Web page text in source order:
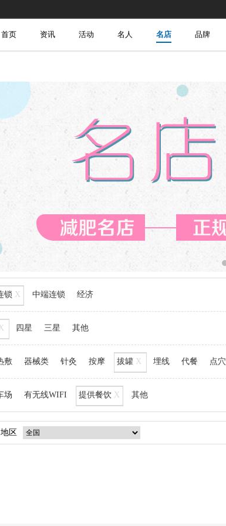
首页 资讯 活动 名人 名店 品牌
锁 X 中端连锁 经济
四星 三星 其他
敷 器械类 针灸 按摩 拔罐 X 埋线 代餐 点穴
场 有无线WIFI 提供餐饮 X 其他
地区